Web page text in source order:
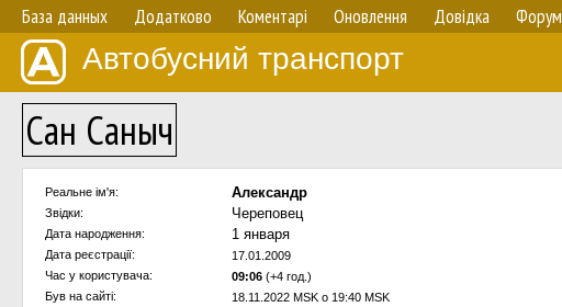
База данных Додатково Коментарі Оновлення Довідка Форум
Автобусний транспорт
Сан Саныч
Реальне ім'я: Александр
Звідки: Череповец
Дата народження: 1 января
Дата реєстрації:
17.01.2009
Час у користувача:
09:06 (+4 год.)
Був на сайті:
18.11.2022 MSK о 19:40 MSK